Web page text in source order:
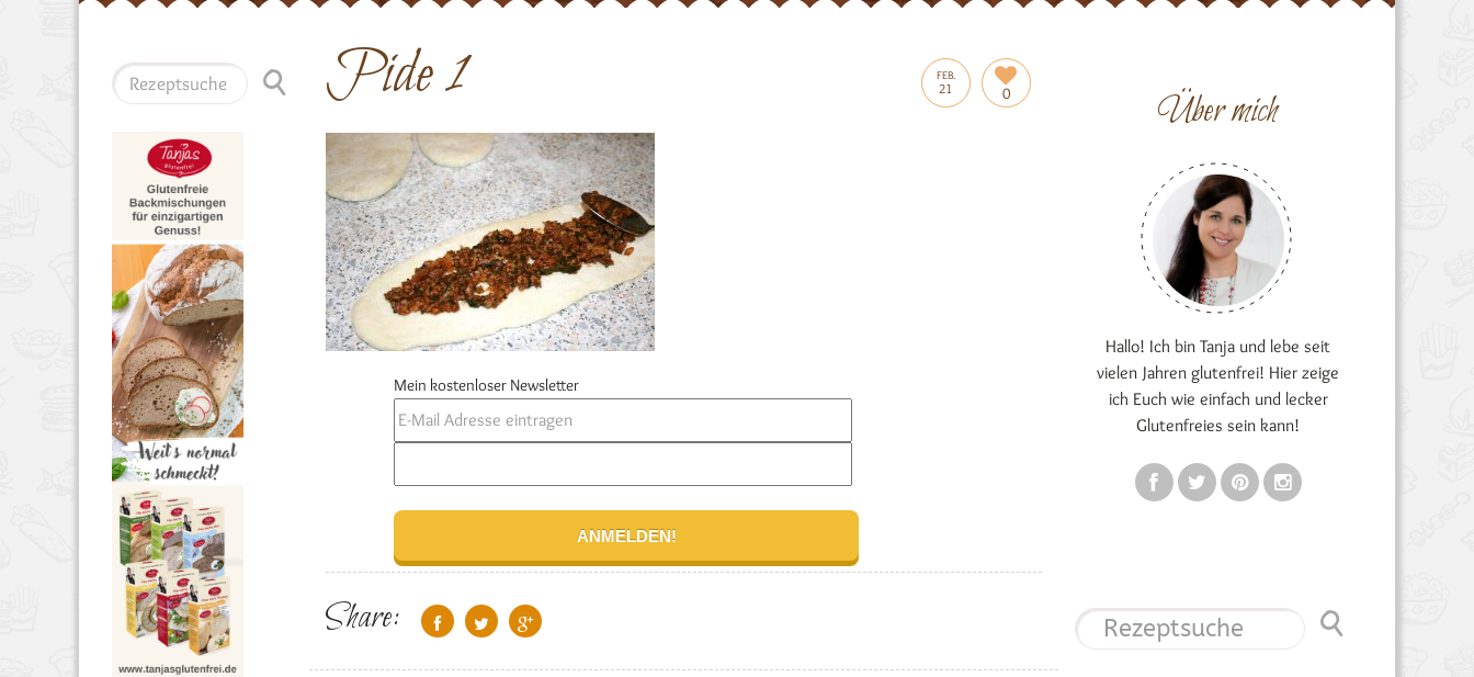
FEB.
21 0
Pide 1
Mein kostenloser Newsletter
Share:
Über mich
Hallo! Ich bin Tanja und lebe seit
vielen Jahren glutenfrei! Hier zeige
ich Euch wie einfach und lecker
Glutenfreies sein kann!